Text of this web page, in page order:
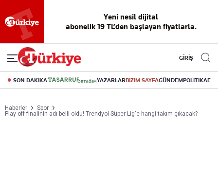
okuma
deneyimi
dijital arşiv
Akıllı haber
asistanı
Eski gazeteleri
indirme
canlı soru
cevap
GİRİŞ
SON DAKİKA YAZARLARBİZİM SAYFAGÜNDEMPOLİTİKA
Haberler
Spor
Play-off finalinin adı belli oldu! Trendyol Süper Lig'e hangi takım çıkacak?